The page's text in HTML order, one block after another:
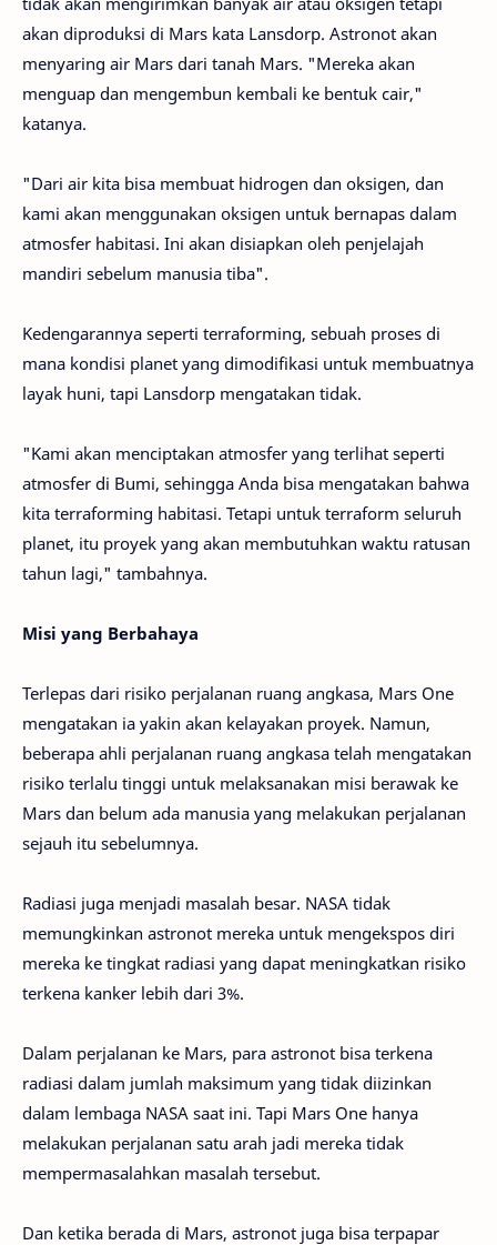
akan diproduksi di Mars kata Lansdorp. Astronot akan
menyaring air Mars dari tanah Mars. "Mereka akan
menguap dan mengembun kembali ke bentuk cair,"
katanya.
"Dari air kita bisa membuat hidrogen dan oksigen, dan
kami akan menggunakan oksigen untuk bernapas dalam
atmosfer habitasi. Ini akan disiapkan oleh penjelajah
mandiri sebelum manusia tiba".
Kedengarannya seperti terraforming, sebuah proses di
mana kondisi planet yang dimodifikasi untuk membuatnya
layak huni, tapi Lansdorp mengatakan tidak.
"Kami akan menciptakan atmosfer yang terlihat seperti
atmosfer di Bumi, sehingga Anda bisa mengatakan bahwa
kita terraforming habitasi. Tetapi untuk terraform seluruh
planet, itu proyek yang akan membutuhkan waktu ratusan
tahun lagi," tambahnya.
Misi yang Berbahaya
Terlepas dari risiko perjalanan ruang angkasa, Mars One
mengatakan ia yakin akan kelayakan proyek. Namun,
beberapa ahli perjalanan ruang angkasa telah mengatakan
risiko terlalu tinggi untuk melaksanakan misi berawak ke
Mars dan belum ada manusia yang melakukan perjalanan
sejauh itu sebelumnya.
Radiasi juga menjadi masalah besar. NASA tidak
memungkinkan astronot mereka untuk mengekspos diri
mereka ke tingkat radiasi yang dapat meningkatkan risiko
terkena kanker lebih dari 3%.
Dalam perjalanan ke Mars, para astronot bisa terkena
radiasi dalam jumlah maksimum yang tidak diizinkan
dalam lembaga NASA saat ini. Tapi Mars One hanya
melakukan perjalanan satu arah jadi mereka tidak
mempermasalahkan masalah tersebut.
Dan ketika berada di Mars, astronot juga bisa terpapar